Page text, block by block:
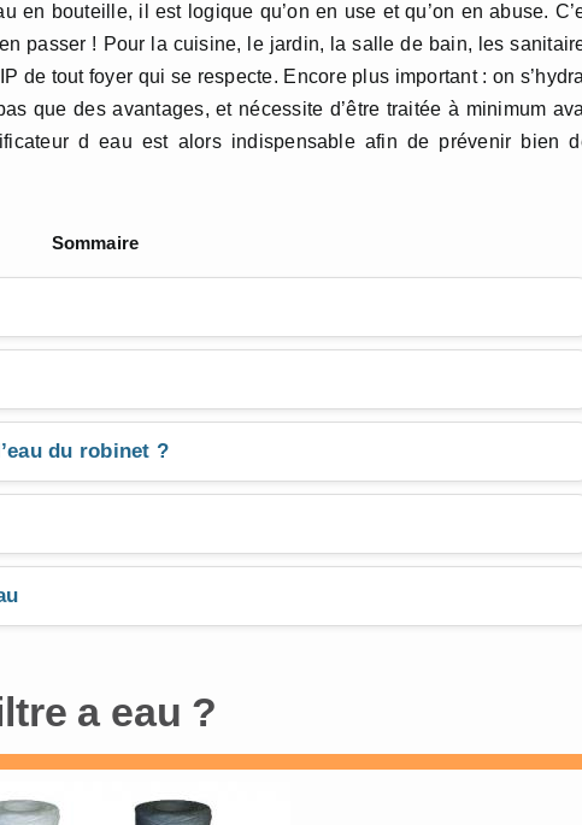
en bouteille, il est logique qu’on en use et qu’on en abuse.
passer ! Pour la cuisine, le jardin, la salle de bain, les
de tout foyer qui se respecte. Encore plus important : on
que des avantages, et nécessite d’être traitée à minimum
d eau est alors indispensable afin de prévenir bien
Sommaire
du robinet ?
a eau ?